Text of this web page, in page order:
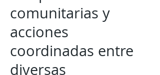
comunitarias y
acciones
coordinadas entre
diversas